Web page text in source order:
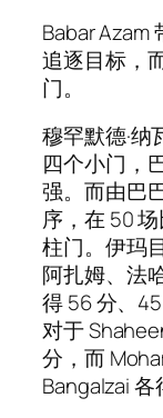
Babar Azam
追逐目标，
门。
穆罕默德·纳
四个小门，
强。而由巴
序，在 50
柱门。伊玛
阿扎姆、法
得 56 分、45
对于
分，而
Bangalzai 各